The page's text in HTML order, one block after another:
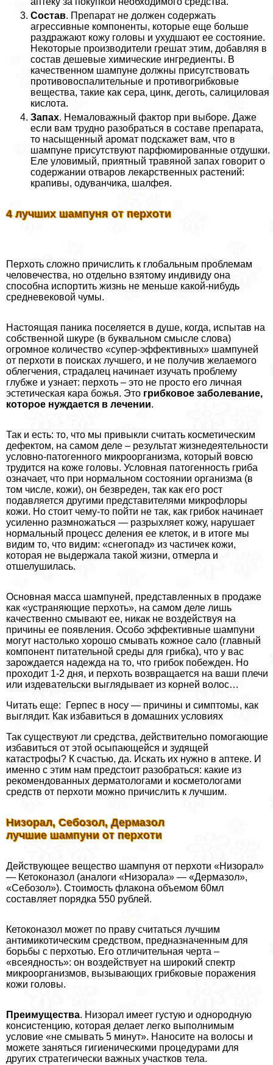
Состав. Препарат не должен содержать
агрессивные компоненты, которые еще больше
раздражают кожу головы и ухудшают ее состояние.
Некоторые производители грешат этим, добавляя в
состав дешевые химические ингредиенты. В
качественном шампуне должны присутствовать
противовоспалительные и противогрибковые
вещества, такие как сера, цинк, деготь, салициловая
кислота.
Запах. Немаловажный фактор при выборе. Даже
если вам трудно разобраться в составе препарата,
то насыщенный аромат подскажет вам, что в
шампуне присутствуют парфюмированные отдушки.
Еле уловимый, приятный травяной запах говорит о
содержании отваров лекарственных растений:
крапивы, одуванчика, шалфея.
4 лучших шампуня от перхоти
Перхоть сложно причислить к глобальным проблемам
человечества, но отдельно взятому индивиду она
способна испортить жизнь не меньше какой-нибудь
средневековой чумы.
Настоящая паника поселяется в душе, когда, испытав на
собственной шкуре (в буквальном смысле слова)
огромное количество «супер-эффективных» шампуней
от перхоти в поисках лучшего, и не получив желаемого
облегчения, страдалец начинает изучать проблему
глубже и узнает: перхоть – это не просто его личная
эстетическая кара божья. Это грибковое заболевание,
которое нуждается в лечении.
Так и есть: то, что мы привыкли считать косметическим
дефектом, на самом деле – результат жизнедеятельности
условно-патогенного микроорганизма, который вовсю
трудится на коже головы. Условная патогенность гриба
означает, что при нормальном состоянии организма (в
том числе, кожи), он безвреден, так как его рост
подавляется другими представителями микрофлоры
кожи. Но стоит чему-то пойти не так, как грибок начинает
усиленно размножаться — разрыхляет кожу, нарушает
нормальный процесс деления ее клеток, и в итоге мы
видим то, что видим: «снегопад» из частичек кожи,
которая не выдержала такой жизни, отмерла и
отшелушилась.
Основная масса шампуней, представленных в продаже
как «устраняющие перхоть», на самом деле лишь
качественно смывают ее, никак не воздействуя на
причины ее появления. Особо эффективные шампуни
могут настолько хорошо смывать кожное сало (главный
компонент питательной среды для грибка), что у вас
зарождается надежда на то, что грибок побежден. Но
проходит 1-2 дня, и перхоть возвращается на ваши плечи
или издевательски выглядывает из корней волос…
Читать еще: Герпес в носу — причины и симптомы, как
выглядит. Как избавиться в домашних условиях
Так существуют ли средства, действительно помогающие
избавиться от этой осыпающейся и зудящей
катастрофы? К счастью, да. Искать их нужно в аптеке. И
именно с этим нам предстоит разобраться: какие из
рекомендованных дерматологами и косметологами
средств от перхоти можно причислить к лучшим.
Низорал, Себозол, Дермaзoл
лучшие шампуни от перхоти
Действующее вещество шампуня от перхоти «Низорал»
— Кетоконазол (аналоги «Низорала» — «Дермaзoл»,
«Себозол»). Стоимость флакона объемом 60мл
составляет порядка 550 рублей.
Кетоконазол может по праву считаться лучшим
антимикотическим средством, предназначенным для
борьбы с перхотью. Его отличительная черта –
«всеядность»: он воздействует на широкий спектр
микроорганизмов, вызывающих грибковые поражения
кожи головы.
Преимущества. Низорал имеет густую и однородную
консистенцию, которая делает легко выполнимым
условие «не смывать 5 минут». Наносите на волосы и
можете заняться гигиеническими процедypaми для
других стратегически важных участков тела.